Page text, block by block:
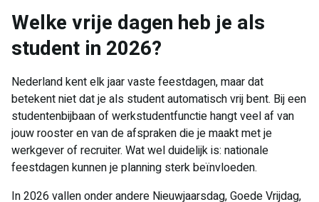
Welke vrije dagen heb je als
student in 2026?
Nederland kent elk jaar vaste feestdagen, maar dat
betekent niet dat je als student automatisch vrij bent. Bij een
studentenbijbaan of werkstudentfunctie hangt veel af van
jouw rooster en van de afspraken die je maakt met je
werkgever of recruiter. Wat wel duidelijk is: nationale
feestdagen kunnen je planning sterk beïnvloeden.
In 2026 vallen onder andere Nieuwjaarsdag, Goede Vrijdag,